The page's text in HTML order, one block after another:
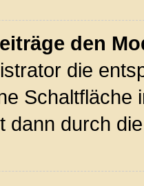
den
die
dann durch